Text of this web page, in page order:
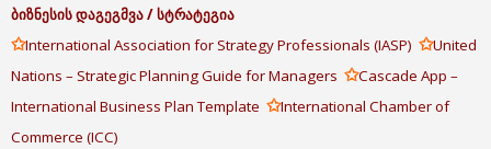
ბიზნესისდაგეგმვა/სტრატეგია
✩International Association for Strategy Professionals (IASP) ✩United
Nations – Strategic Planning Guide for Managers ✩Cascade App –
International Business Plan Template ✩International Chamber of
Commerce (ICC)